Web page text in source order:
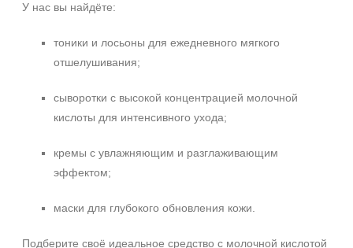
У нас вы найдёте:
тоники и лосьоны для ежедневного мягкого
отшелушивания;
сыворотки с высокой концентрацией молочной
кислоты для интенсивного ухода;
кремы с увлажняющим и разглаживающим
эффектом;
маски для глубокого обновления кожи.
Подберите своё идеальное средство с молочной кислотой